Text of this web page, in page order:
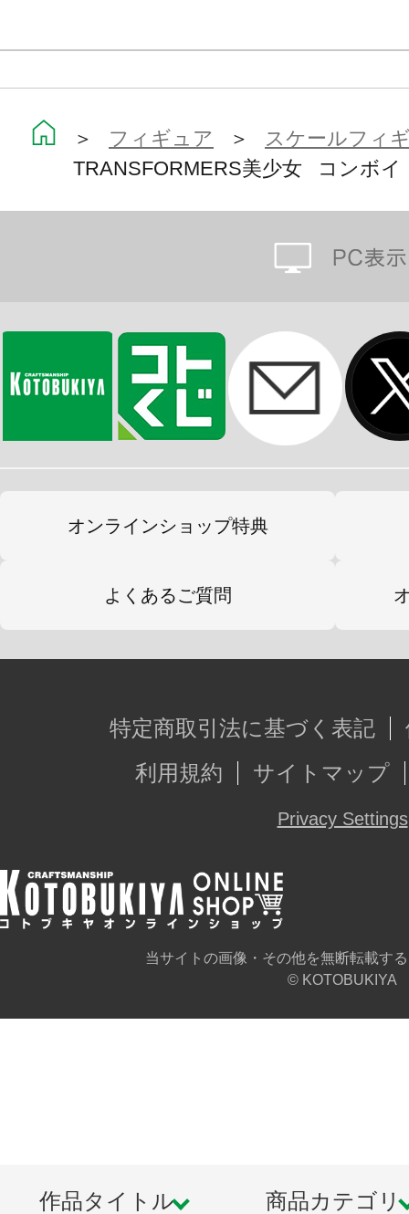
＞ フィギュア ＞
スケールフィ
TRANSFORMERS美少女 コンボイ
オンラインショップ特典
よくあるご質問
特定商取引法に基づく表記
利用規約
サイトマップ
Privacy Settings
当サイトの画像・その他を無断転載す
© KOTOBUKIYA
作品タイトル 商品カテゴリ